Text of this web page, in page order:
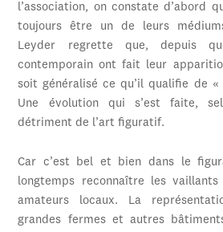
l’association, on constate d’abord
toujours être un de leurs
Leyder regrette que, depuis
contemporain ont fait leur
soit généralisé ce qu’il qualifie de
Une évolution qui s’est faite,
détriment de l’art figuratif.
Car c’est bel et bien dans le
longtemps reconnaître les
amateurs locaux. La
grandes fermes et autres